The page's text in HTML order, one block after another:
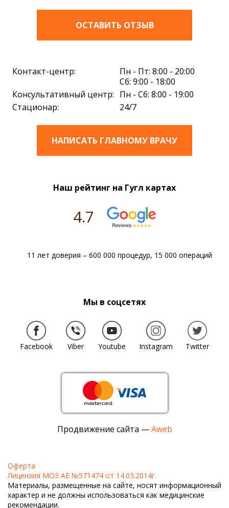
ОСТАВИТЬ ОТЗЫВ
Контакт-центр:
Пн - Пт: 8:00 - 20:00
Сб: 9:00 - 18:00
Консультативный центр: Пн - Сб: 8:00 - 19:00
Стационар:
24/7
НАПИСАТЬ ГЛАВНОМУ ВРАЧУ
Оферта
Лицензия МОЗ АЕ №571474 от 14.03.2014г.
Материалы, размещенные на сайте, носят информационный
характер и не должны использоваться как медицинские
рекомендации.
Наш рейтинг на Гугл картах
4.7
11 лет доверия – 600 000 процедур, 15 000 операций
Мы в соцсетях
Facebook Viber Youtube Instagram Twitter
Продвижение сайта —Aweb